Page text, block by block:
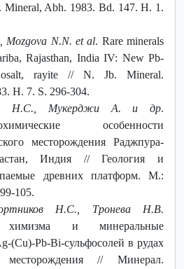
Mineral, Abh. 1983. Bd. 147. H. 1.
Mozgova N.N. et al. Rare minerals
Rajasthan, India IV: New Pb-
rayite // N. Jb. Mineral.
H. 7. S. 296-304.
Н.С., Мукерджи А. и др.
особенности
месторождения Раджпура-
Индия // Геология и
древних платформ. М.:
105.
Н.С., Тронева Н.В.
химизма и минеральные
(Cu)-Pb-Bi-сульфосолей в рудах
месторождения // Минерал.